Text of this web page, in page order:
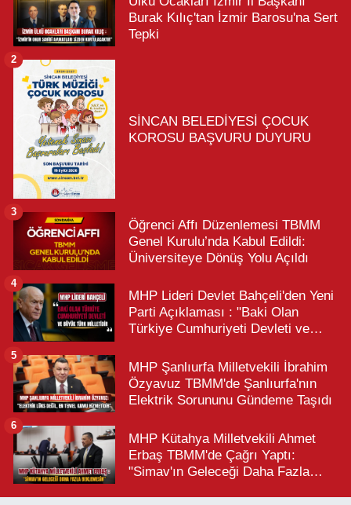
Burak Kılıç'tan İzmir Barosu'na Sert
Tepki
SİNCAN BELEDİYESİ ÇOCUK
KOROSU BAŞVURU DUYURU
2
Öğrenci Affı Düzenlemesi TBMM
Genel Kurulu’nda Kabul Edildi:
Üniversiteye Dönüş Yolu Açıldı
3
MHP Lideri Devlet Bahçeli'den Yeni
Parti Açıklaması : "Baki Olan
Türkiye Cumhuriyeti Devleti ve
4
MHP Şanlıurfa Milletvekili İbrahim
Özyavuz TBMM'de Şanlıurfa'nın
Elektrik Sorununu Gündeme Taşıdı
5
MHP Kütahya Milletvekili Ahmet
Erbaş TBMM'de Çağrı Yaptı:
"Simav'ın Geleceği Daha Fazla
6